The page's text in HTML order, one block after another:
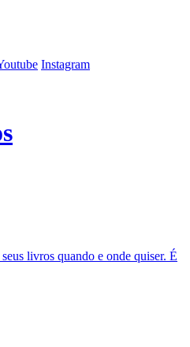
Instagram
livros quando e onde quiser. É